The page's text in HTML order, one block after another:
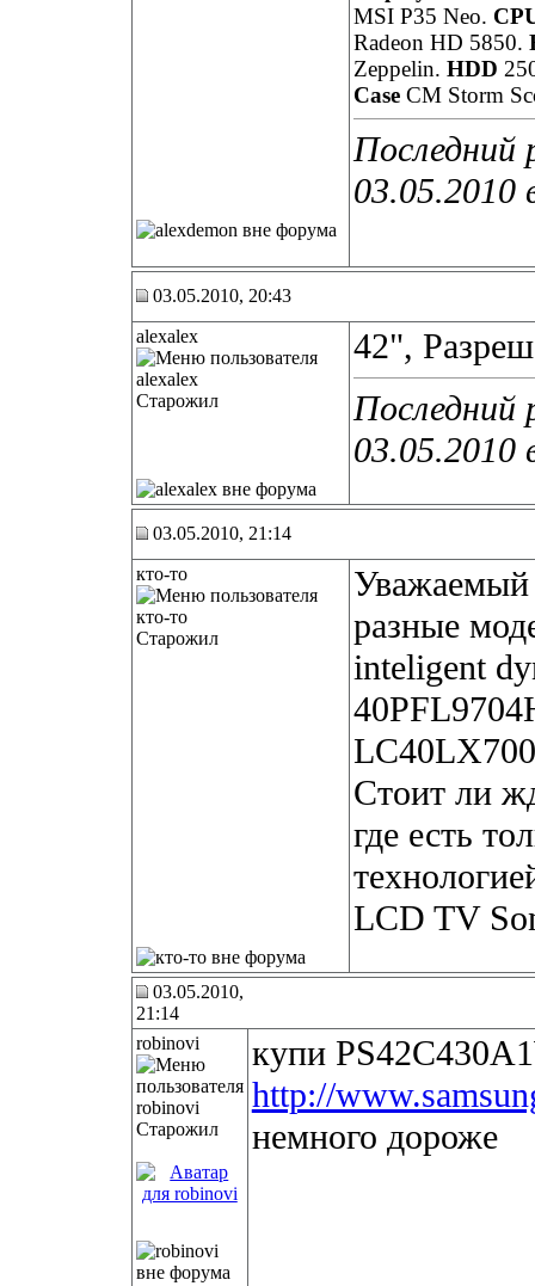
MSI P35 Neo.
Radeon HD 5850.
Zeppelin. HDD
Case CM Storm
Последний
03.05.2010
03.05.2010, 20:43
alexalex
Старожил
42",
Последний
03.05.2010
03.05.2010, 21:14
кто-то
Старожил
разные
inteligent
Стоит ли
где есть
LCD TV
03.05.2010,
21:14
robinovi
Старожил
купи
http://
немного дороже